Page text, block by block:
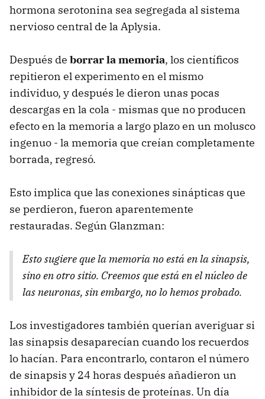
hormona serotonina sea segregada al sistema
nervioso central de la Aplysia.
Después de borrar la memoria, los científicos
repitieron el experimento en el mismo
individuo, y después le dieron unas pocas
descargas en la cola - mismas que no producen
efecto en la memoria a largo plazo en un molusco
ingenuo - la memoria que creían completamente
borrada, regresó.
Esto implica que las conexiones sinápticas que
se perdieron, fueron aparentemente
restauradas. Según Glanzman:
Esto sugiere que la memoria no está en la sinapsis,
sino en otro sitio. Creemos que está en el núcleo de
las neuronas, sin embargo, no lo hemos probado.
Los investigadores también querían averiguar si
las sinapsis desaparecían cuando los recuerdos
lo hacían. Para encontrarlo, contaron el número
de sinapsis y 24 horas después añadieron un
inhibidor de la síntesis de proteínas. Un día